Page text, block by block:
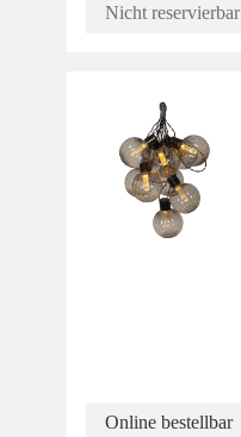
Nicht reservierbar
Online bestellbar